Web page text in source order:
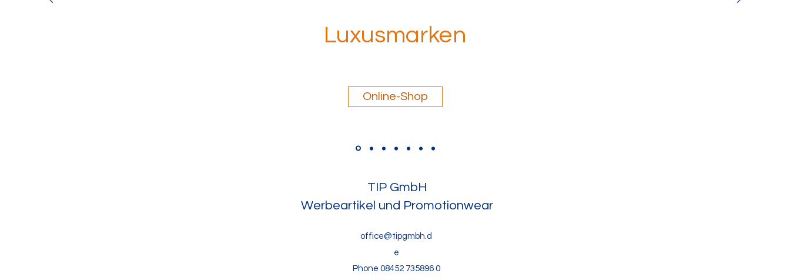
Luxusmarken
Online-Shop
TIP GmbH
Werbeartikel und Promotionwear
office@tipgmbh.d
e
Phone 08452 735896 0